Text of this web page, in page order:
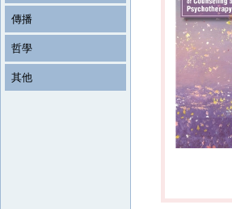
傳播
哲學
其他